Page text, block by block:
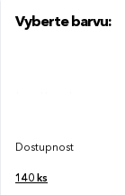
Vyberte barvu:
Dostupnost
140 ks